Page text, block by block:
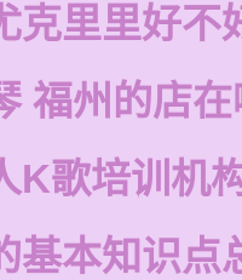
克里里好不
福州的店
K歌培训机
基本知识点